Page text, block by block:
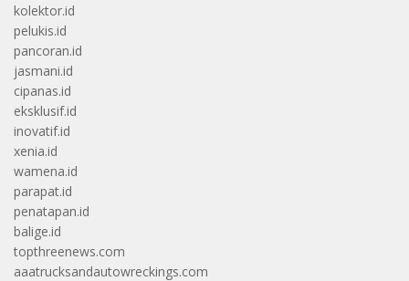
kolektor.id
pelukis.id
pancoran.id
jasmani.id
cipanas.id
eksklusif.id
inovatif.id
xenia.id
wamena.id
parapat.id
penatapan.id
balige.id
topthreenews.com
aaatrucksandautowreckings.com